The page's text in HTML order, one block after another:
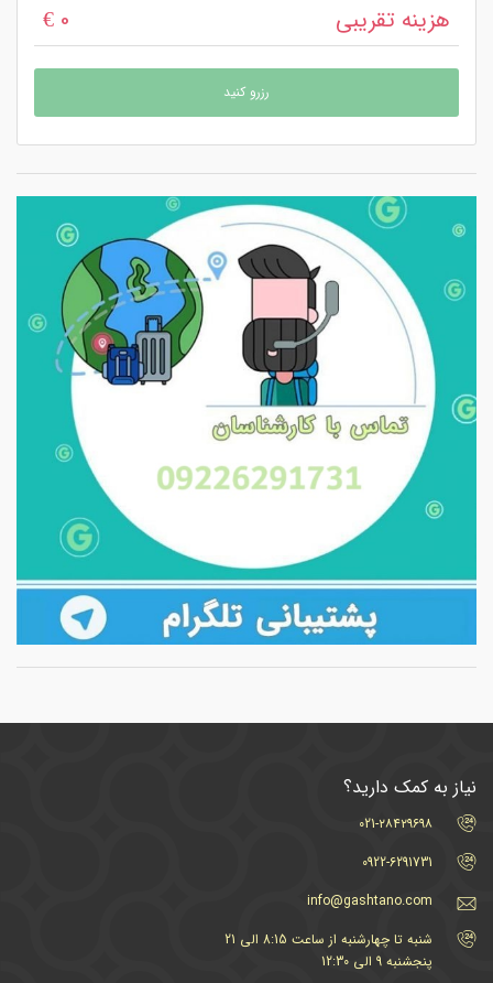
هزینه تقریبی 0 €
رزرو کنید
نیاز به کمک دارید؟
021-۲۸۴۲۹۶۹۸
0922-6291731
info@gashtano.com
شنبه تا چهارشنبه از ساعت 8:15 الی 21
پنجشنبه 9 الی 12:30